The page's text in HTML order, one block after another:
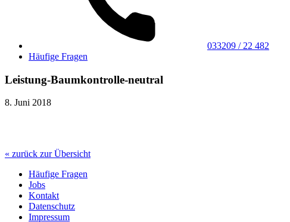
033209 / 22 482
Häufige Fragen
Leistung-Baumkontrolle-neutral
8. Juni 2018
« zurück zur Übersicht
Häufige Fragen
Jobs
Kontakt
Datenschutz
Impressum